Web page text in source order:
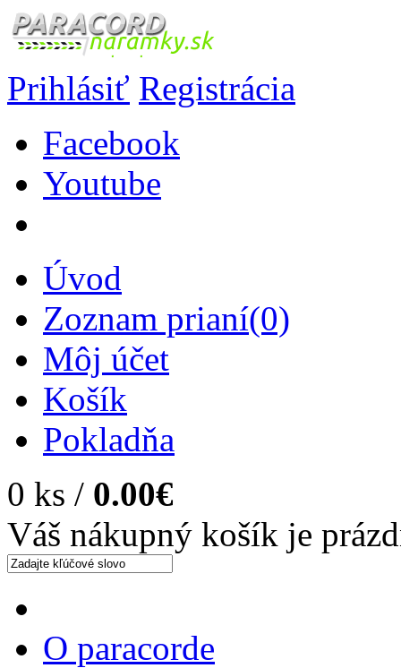
Prihlásiť Registrácia
Facebook
Youtube
Úvod
Zoznam prianí(0)
Môj účet
Košík
Pokladňa
0 ks / 0.00€
Váš nákupný košík je
O paracorde